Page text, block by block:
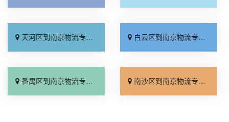
天河区到南京物流专线_运价查询「托运放心」 白云区到南京物流专线_全程直达「多久时间」
番禺区到南京物流专线_门到门配送「零担配货」 南沙区到南京物流专线_诚信为先「定点发车」